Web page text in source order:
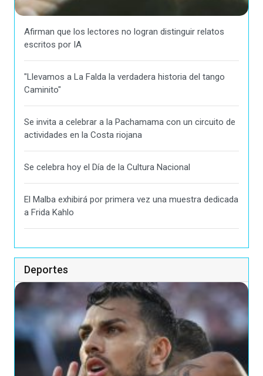
Afirman que los lectores no logran distinguir relatos
escritos por IA
"Llevamos a La Falda la verdadera historia del tango
Caminito"
Se invita a celebrar a la Pachamama con un circuito de
actividades en la Costa riojana
Se celebra hoy el Día de la Cultura Nacional
El Malba exhibirá por primera vez una muestra dedicada
a Frida Kahlo
Deportes